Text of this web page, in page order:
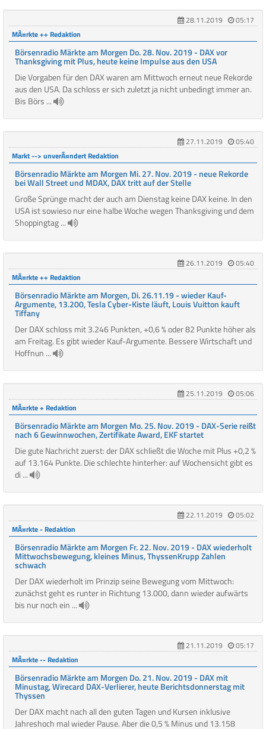
28.11.2019
05:17
MÃ¤rkte ++ Redaktion
Börsenradio Märkte am Morgen Do. 28. Nov. 2019 - DAX vor
Thanksgiving mit Plus, heute keine Impulse aus den USA
Die Vorgaben für den DAX waren am Mittwoch erneut neue Rekorde
aus den USA. Da schloss er sich zuletzt ja nicht unbedingt immer an.
Bis Börs ...
27.11.2019
05:40
Markt --> unverÃ¤ndert Redaktion
Börsenradio Märkte am Morgen Mi. 27. Nov. 2019 - neue Rekorde
bei Wall Street und MDAX, DAX tritt auf der Stelle
Große Sprünge macht der auch am Dienstag keine DAX keine. In den
USA ist sowieso nur eine halbe Woche wegen Thanksgiving und dem
Shoppingtag ...
26.11.2019
05:40
MÃ¤rkte ++ Redaktion
Börsenradio Märkte am Morgen, Di. 26.11.19 - wieder Kauf-
Argumente, 13.200, Tesla Cyber-Kiste läuft, Louis Vuitton kauft
Tiffany
Der DAX schloss mit 3.246 Punkten, +0,6 % oder 82 Punkte höher als
am Freitag. Es gibt wieder Kauf-Argumente. Bessere Wirtschaft und
Hoffnun ...
25.11.2019
05:06
MÃ¤rkte + Redaktion
Börsenradio Märkte am Morgen Mo. 25. Nov. 2019 - DAX-Serie reißt
nach 6 Gewinnwochen, Zertifikate Award, EKF startet
Die gute Nachricht zuerst: der DAX schließt die Woche mit Plus +0,2 %
auf 13.164 Punkte. Die schlechte hinterher: auf Wochensicht gibt es
di ...
22.11.2019
05:02
MÃ¤rkte - Redaktion
Börsenradio Märkte am Morgen Fr. 22. Nov. 2019 - DAX wiederholt
Mittwochsbewegung, kleines Minus, ThyssenKrupp Zahlen
schwach
Der DAX wiederholt im Prinzip seine Bewegung vom Mittwoch:
zunächst geht es runter in Richtung 13.000, dann wieder aufwärts
bis nur noch ein ...
21.11.2019
05:17
MÃ¤rkte -- Redaktion
Börsenradio Märkte am Morgen Do. 21. Nov. 2019 - DAX mit
Minustag, Wirecard DAX-Verlierer, heute Berichtsdonnerstag mit
Thyssen
Der DAX macht nach all den guten Tagen und Kursen inklusive
Jahreshoch mal wieder Pause. Aber die 0,5 % Minus und 13.158